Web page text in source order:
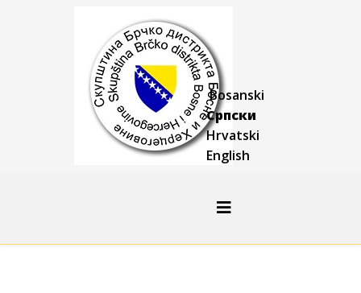
Bosanski
Српски
Hrvatski
English